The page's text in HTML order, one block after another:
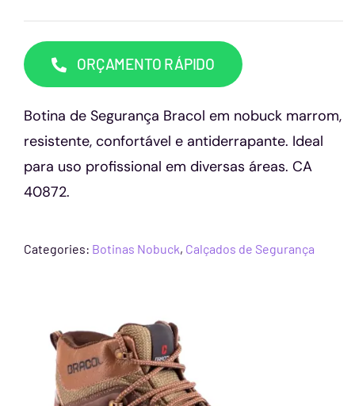
Contato
ORÇAMENTO RÁPIDO
Botina de Segurança Bracol em nobuck marrom,
resistente, confortável e antiderrapante. Ideal
para uso profissional em diversas áreas. CA
40872.
Categories: Botinas Nobuck, Calçados de Segurança